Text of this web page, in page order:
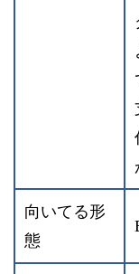
向いてる形
態